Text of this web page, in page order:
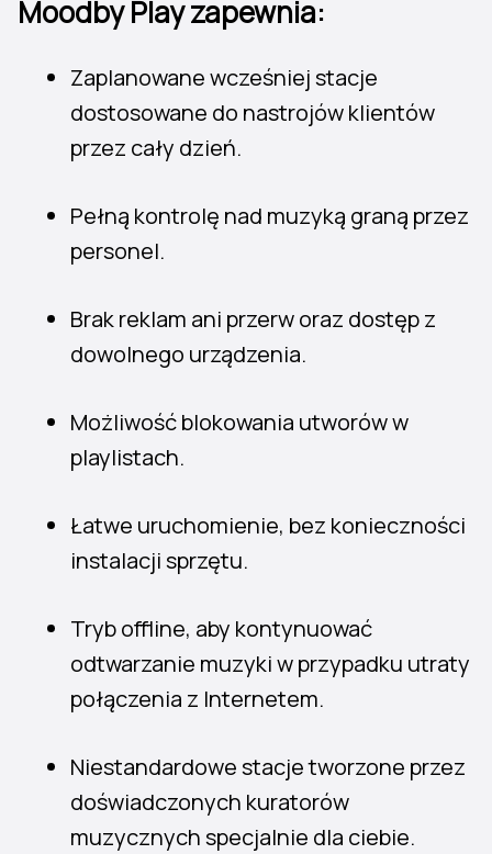
Moodby Play zapewnia:
Zaplanowane wcześniej stacje
dostosowane do nastrojów klientów
przez cały dzień.
Pełną kontrolę nad muzyką graną przez
personel.
Brak reklam ani przerw oraz dostęp z
dowolnego urządzenia.
Możliwość blokowania utworów w
playlistach.
Łatwe uruchomienie, bez konieczności
instalacji sprzętu.
Tryb offline, aby kontynuować
odtwarzanie muzyki w przypadku utraty
połączenia z Internetem.
Niestandardowe stacje tworzone przez
doświadczonych kuratorów
muzycznych specjalnie dla ciebie.